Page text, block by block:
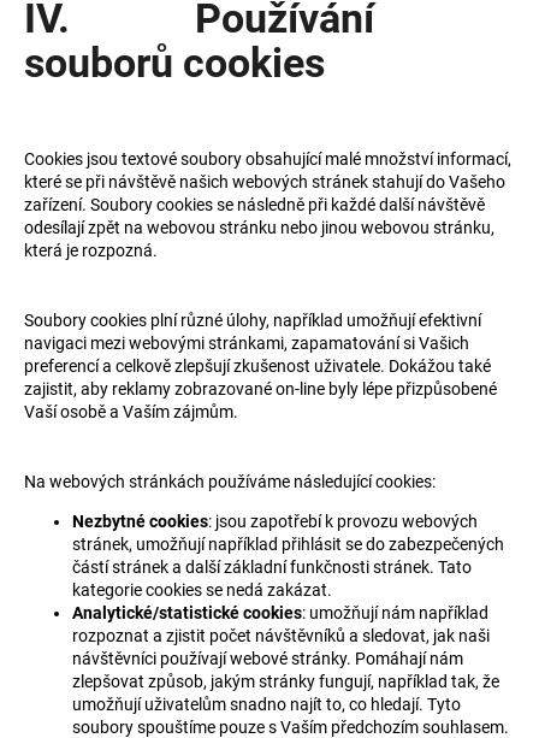
IV. Používání
souborů cookies
Cookies jsou textové soubory obsahující malé množství informací,
které se při návštěvě našich webových stránek stahují do Vašeho
zařízení. Soubory cookies se následně při každé další návštěvě
odesílají zpět na webovou stránku nebo jinou webovou stránku,
která je rozpozná.
Soubory cookies plní různé úlohy, například umožňují efektivní
navigaci mezi webovými stránkami, zapamatování si Vašich
preferencí a celkově zlepšují zkušenost uživatele. Dokážou také
zajistit, aby reklamy zobrazované on-line byly lépe přizpůsobené
Vaší osobě a Vaším zájmům.
Na webových stránkách používáme následující cookies:
Nezbytné cookies: jsou zapotřebí k provozu webových
stránek, umožňují například přihlásit se do zabezpečených
částí stránek a další základní funkčnosti stránek. Tato
kategorie cookies se nedá zakázat.
Analytické/statistické cookies: umožňují nám například
rozpoznat a zjistit počet návštěvníků a sledovat, jak naši
návštěvníci používají webové stránky. Pomáhají nám
zlepšovat způsob, jakým stránky fungují, například tak, že
umožňují uživatelům snadno najít to, co hledají. Tyto
soubory spouštíme pouze s Vaším předchozím souhlasem.